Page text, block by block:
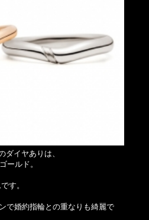
ダイヤありは、
ールド。
す。
で婚約指輪との重なりも綺麗で